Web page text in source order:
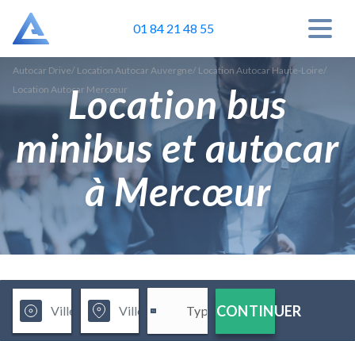
01 84 21 48 55
Autocar Drive/ Location Autocar Auvergne/ Location Autocar Haute-Loire/
Location Autocar Mercœur
Location bus
minibus et autocar
à Mercœur
CONTINUER